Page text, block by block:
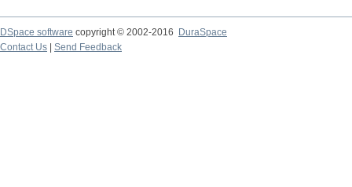
DSpace software copyright © 2002-2016
DuraSpace
Contact Us
Send Feedback